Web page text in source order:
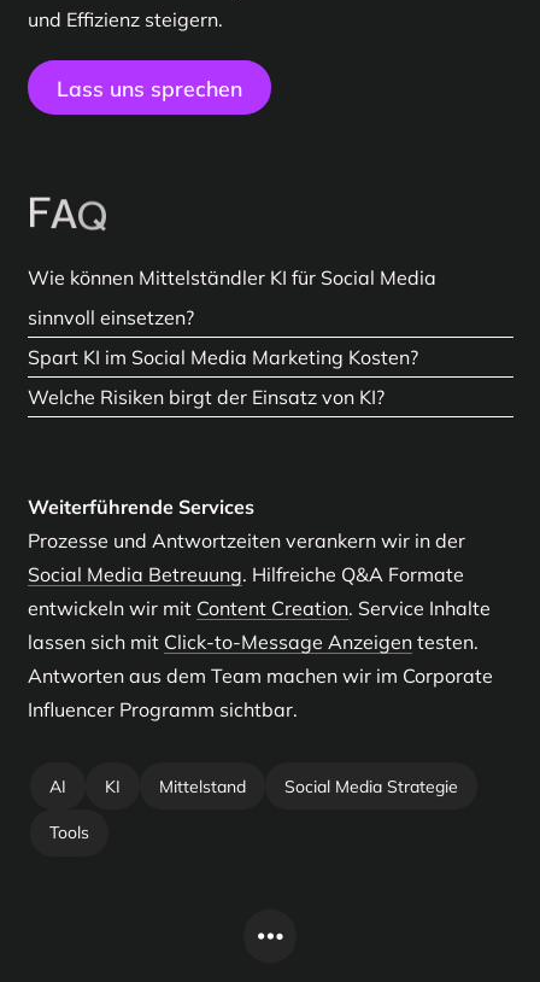
und Effizienz steigern.
Lass uns sprechen
FAQ
Wie können Mittelständler KI für Social Media
sinnvoll einsetzen?
Durch die Kombination aus Content-Produktion,
Community-Management und Paid Ads. Wichtig ist,
Spart KI im Social Media Marketing Kosten?
Ja, besonders in der Content-Produktion und beim
kreative Steuerung und strategische Planung.
Welche Risiken birgt der Einsatz von KI?
im Umgang mit Nutzerdaten sind ebenfalls zentrale
Themen.
Weiterführende Services
Prozesse und Antwortzeiten verankern wir in der
Social Media Betreuung. Hilfreiche Q&A Formate
entwickeln wir mit Content Creation. Service Inhalte
lassen sich mit Click-to-Message Anzeigentesten.
Antworten aus dem Team machen wir im Corporate
Influencer Programm sichtbar.
AI KI Mittelstand Social Media Strategie
Tools